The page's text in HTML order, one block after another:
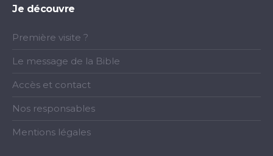
Je découvre
Première visite ?
Le message de la Bible
Accès et contact
Nos responsables
Mentions légales